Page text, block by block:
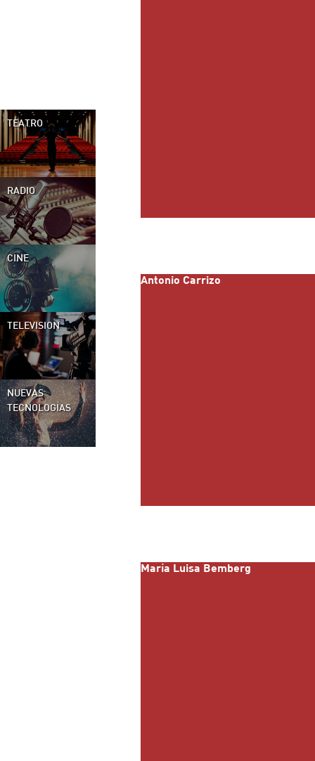
TEATRO
RADIO
CINE
TELEVISION
NUEVAS
TECNOLOGÍAS
Antonio Carrizo
María Luisa Bemberg